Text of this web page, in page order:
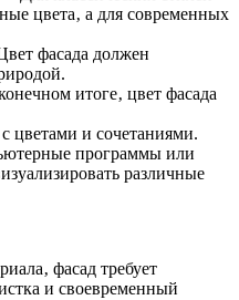
цвета‚ а для современных
фасада должен
итоге‚ цвет фасада
цветами и сочетаниями.
программы или
различные
фасад требует
и своевременный